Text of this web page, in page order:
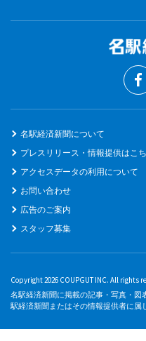
名駅経済新聞について
プレスリリース・情報提供はこ
アクセスデータの利用について
お問い合わせ
広告のご案内
スタッフ募集
Copyright 2026 COUPGUT INC. All rights
名駅経済新聞に掲載の記事・写真・図
駅経済新聞またはその情報提供者に属